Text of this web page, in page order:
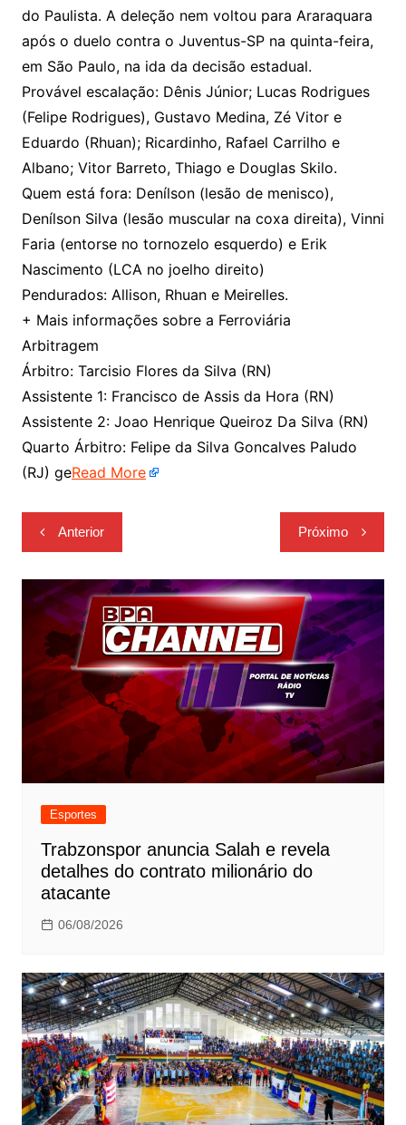
do Paulista. A deleção nem voltou para Araraquara
após o duelo contra o Juventus-SP na quinta-feira,
em São Paulo, na ida da decisão estadual.
Provável escalação: Dênis Júnior; Lucas Rodrigues
(Felipe Rodrigues), Gustavo Medina, Zé Vitor e
Eduardo (Rhuan); Ricardinho, Rafael Carrilho e
Albano; Vitor Barreto, Thiago e Douglas Skilo.
Quem está fora: Denílson (lesão de menisco),
Denílson Silva (lesão muscular na coxa direita), Vinni
Faria (entorse no tornozelo esquerdo) e Erik
Nascimento (LCA no joelho direito)
Pendurados: Allison, Rhuan e Meirelles.
+ Mais informações sobre a Ferroviária
Arbitragem
Árbitro: Tarcisio Flores da Silva (RN)
Assistente 1: Francisco de Assis da Hora (RN)
Assistente 2: Joao Henrique Queiroz Da Silva (RN)
Quarto Árbitro: Felipe da Silva Goncalves Paludo
(RJ) geRead More
Navegação
de
Post
Anterior Próximo
Esportes
Trabzonspor anuncia Salah e revela
detalhes do contrato milionário do
atacante
06/08/2026